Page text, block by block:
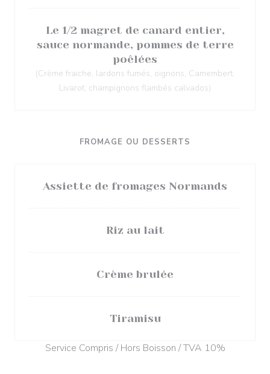
Le 1/2 magret de canard entier,
sauce normande, pommes de terre
poêlées
(Crème fraiche, lardons fumés, oignons, Camembert,
Livarot, champignons flambés calvados)
FROMAGE OU DESSERTS
Assiette de fromages Normands
Riz au lait
Crème brulée
Tiramisu
Service Compris / Hors Boisson / TVA 10%